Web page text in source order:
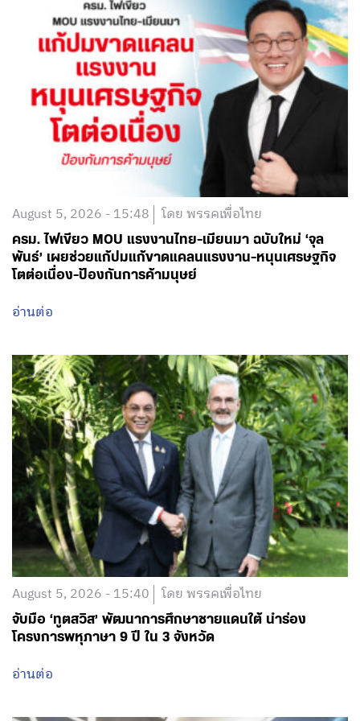
August 5, 2026 - 15:48 โดย พรรคเพื่อไทย
ครม. ไฟเขียว MOU แรงงานไทย-เมียนมา ฉบับใหม่ ‘จุล
พันธ์’ เผยช่วยแก้ปมแก้ขาดแคลนแรงงาน-หนุนเศรษฐกิจ
โตต่อเนื่อง-ป้องกันการค้ามนุษย์
อ่านต่อ
August 5, 2026 - 15:40 โดย พรรคเพื่อไทย
จับมือ ‘ทูตสวิส’ พัฒนาการศึกษาชายแดนใต้ นำร่อง
โครงการพหุภาษา 9 ปี ใน 3 จังหวัด
อ่านต่อ